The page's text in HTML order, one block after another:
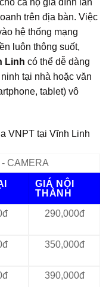
cả hộ gia đình lẫn
trên địa bàn. Việc
hệ thống mạng
luôn thông suốt,
Linh có thể dễ dàng
tại nhà hoặc văn
tablet) vô
VNPT tại Vĩnh Linh
CAMERA
GIÁ NỘI
THÀNH
290,000đ
350,000đ
390,000đ